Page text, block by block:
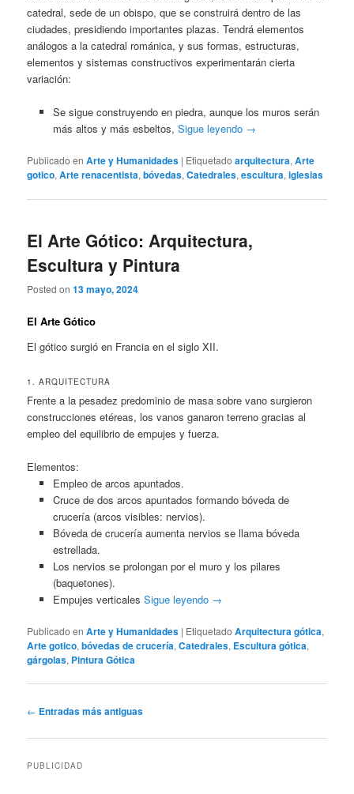
catedral, sede de un obispo, que se construirá dentro de las
ciudades, presidiendo importantes plazas. Tendrá elementos
análogos a la catedral románica, y sus formas, estructuras,
elementos y sistemas constructivos experimentarán cierta
variación:
Se sigue construyendo en piedra, aunque los muros serán
más altos y más esbeltos, Sigue leyendo →
Publicado en Arte y Humanidades | Etiquetado arquitectura,Arte
gotico,Arte renacentista,bóvedas,Catedrales,escultura,iglesias
El Arte Gótico: Arquitectura,
Escultura y Pintura
Posted on13 mayo, 2024
El Arte Gótico
El gótico surgió en Francia en el siglo XII.
1. ARQUITECTURA
Frente a la pesadez predominio de masa sobre vano surgieron
construcciones etéreas, los vanos ganaron terreno gracias al
empleo del equilibrio de empujes y fuerza.
Elementos:
Empleo de arcos apuntados.
Cruce de dos arcos apuntados formando bóveda de
crucería (arcos visibles: nervios).
Bóveda de crucería aumenta nervios se llama bóveda
estrellada.
Los nervios se prolongan por el muro y los pilares
(baquetones).
Empujes verticales Sigue leyendo →
Publicado en Arte y Humanidades | Etiquetado Arquitectura gótica,
Arte gotico,bóvedas de crucería,Catedrales, Escultura gótica,
gárgolas, Pintura Gótica
Navegación
entradas
← Entradas más antiguas
PUBLICIDAD